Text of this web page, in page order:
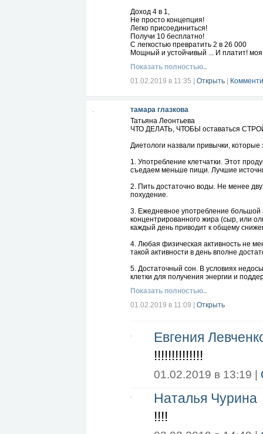
Доход 4 в 1,
Не просто концепция!
Легко присоединиться!
Получи 10 бесплатно!
С легкостью превратить 2 в 26 000
Мощный и устойчивый ... И платит!
Показать полностью..
01.02.2019 в 11:35
Открыть
тамара глазкова
Татьяна Леонтьева
ЧТО ДЕЛАТЬ, ЧТОБЫ оставаться
Диетологи назвали привычки,
1. Употребление клетчатки. Этот
съедаем меньше пищи. Лучшие
2. Пить достаточно воды. Не менее
похудение.
3. Ежедневное употребление большой
концентрированного жира (сыр, или
каждый день приводит к общему
4. Любая физическая активность не
такой активности в день вполне
5. Достаточный сон. В условиях
клетки для получения энергии и
Показать полностью..
01.02.2019 в 11:09
Открыть
Евгения
!!!!!!!!!!!!!!
01.02.2019 в 13:19 |
Наталья Чурина
!!!!